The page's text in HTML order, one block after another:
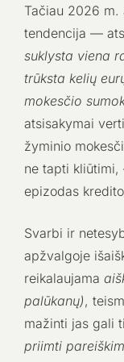
Tačiau 2026
tendencija —
suklysta viena
trūksta kelių
mokesčio
atsisakymai
žyminio
ne tapti
epizodas
Svarbi ir
apžvalgoje
reikalaujama
palūkanų),
mažinti jas gali
priimti